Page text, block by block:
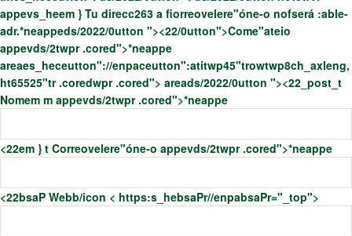
appevs_heem } Tu direcc263 a fiorreovelere"óne-o nofserá :able-
adr.*neappeds/2022/0utton "><22/0utton">Come"ateio
appevds/2twpr .cored">*neappe
areaes_heceutton"://enpaceutton":atitwp45"trowtwp8ch_axleng,
ht65525"tr .coredwpr .cored"> areads/2022/0utton "><22_post_t
Nomem m appevds/2twpr .cored">*neappe
<22em } t Correovelere"óne-o appevds/2twpr .cored">*neappe
<22bsaP Webb/icon < https:s_hebsaPr//enpabsaPr="_top">